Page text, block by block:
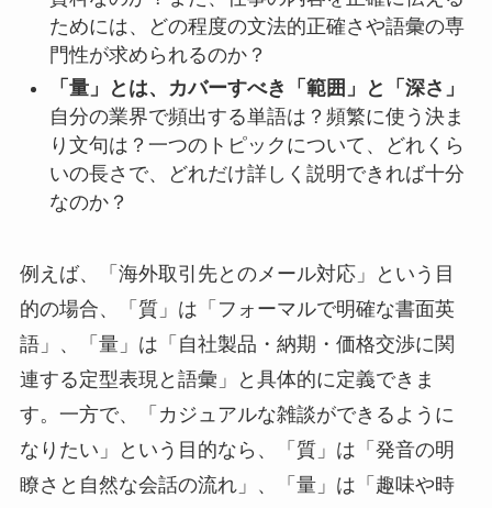
ためには、どの程度の文法的正確さや語彙の専
門性が求められるのか？
「量」とは、カバーすべき「範囲」と「深さ」
自分の業界で頻出する単語は？頻繁に使う決ま
り文句は？一つのトピックについて、どれくら
いの長さで、どれだけ詳しく説明できれば十分
なのか？
例えば、「海外取引先とのメール対応」という目
的の場合、「質」は「フォーマルで明確な書面英
語」、「量」は「自社製品・納期・価格交渉に関
連する定型表現と語彙」と具体的に定義できま
す。一方で、「カジュアルな雑談ができるように
なりたい」という目的なら、「質」は「発音の明
瞭さと自然な会話の流れ」、「量」は「趣味や時